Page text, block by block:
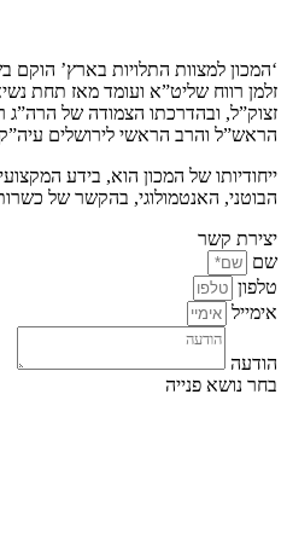
‘המכון למצוות התלויות בארץ’ הוקם
זלמן רווח שליט”א ועומד מאז תחת
זצוק”ל, ובהדרכתו הצמודה של
הראש”ל והרב הראשי לירושלים
ייחודיותו של המכון הוא, בידע
הבוטני, האנטמולוגי, בהקשר של
יצירת קשר
שם
טלפון
אימייל
הודעה
בחר נושא פנייה